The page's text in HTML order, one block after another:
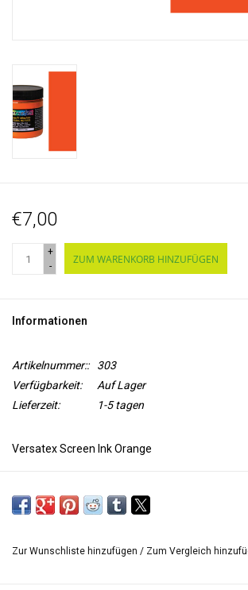
€7,00
+
-
ZUM WARENKORB HINZUFÜGEN
Informationen
Artikelnummer::
303
Verfügbarkeit:
Auf Lager
Lieferzeit:
1-5 tagen
Versatex Screen Ink Orange
Zur Wunschliste hinzufügen / Zum Vergleich